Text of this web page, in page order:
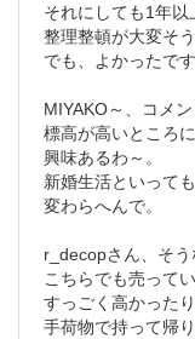
それにしても1年以
整理整頓が大変そう
でも、よかったです
MIYAKO～、コメン
標高が高いところ
興味あるわ～。
新婚生活といって
変わらへんで。
r_decopさん、そう
こちらでも売って
すっごく高かった
手荷物で持って帰り